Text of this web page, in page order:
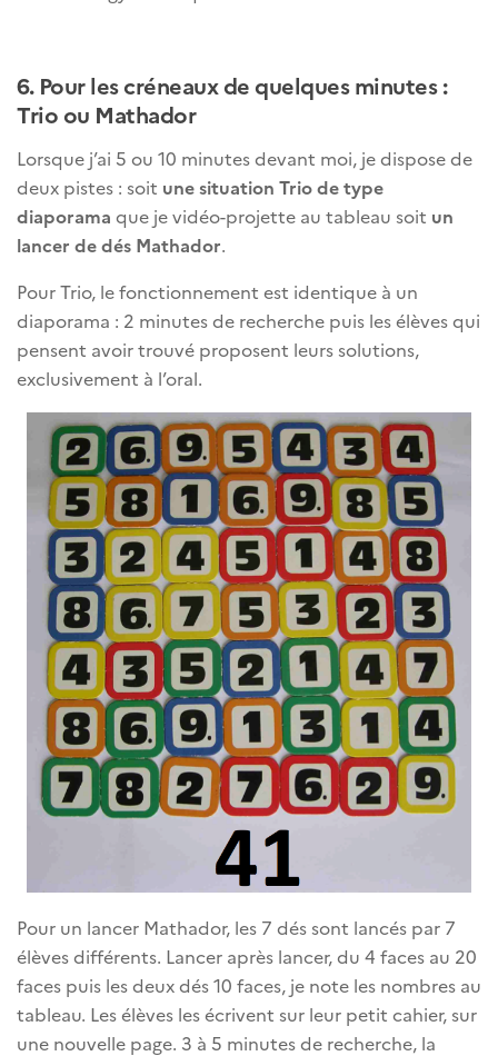
6. Pour les créneaux de quelques minutes :
Trio ou Mathador
Lorsque j’ai 5 ou 10 minutes devant moi, je dispose de
deux pistes : soit une situation Trio de type
diaporama que je vidéo-projette au tableau soit un
lancer de dés Mathador.
Pour Trio, le fonctionnement est identique à un
diaporama : 2 minutes de recherche puis les élèves qui
pensent avoir trouvé proposent leurs solutions,
exclusivement à l’oral.
Pour un lancer Mathador, les 7 dés sont lancés par 7
élèves différents. Lancer après lancer, du 4 faces au 20
faces puis les deux dés 10 faces, je note les nombres au
tableau. Les élèves les écrivent sur leur petit cahier, sur
une nouvelle page. 3 à 5 minutes de recherche, la